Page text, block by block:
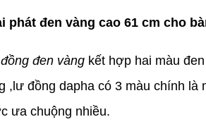
phát đen vàng cao 61 cm cho
đen vàng kết hợp hai màu
,lư đồng dapha có 3 màu chính
ưa chuộng nhiều.